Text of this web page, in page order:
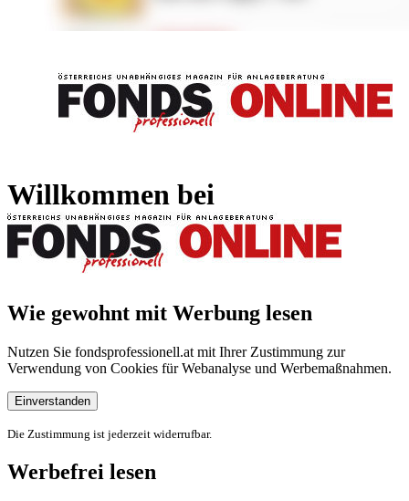
Willkommen bei
Wie gewohnt mit Werbung lesen
Nutzen Sie fondsprofessionell.at mit Ihrer Zustimmung zur
Verwendung von Cookies für Webanalyse und Werbemaßnahmen.
Einverstanden
Die Zustimmung ist jederzeit widerrufbar.
Werbefrei lesen